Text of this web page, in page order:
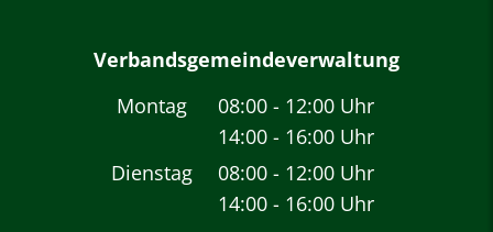
Verbandsgemeindeverwaltung
Montag
08:00 - 12:00 Uhr
Von 08:00 bis 12:00
14:00 - 16:00 Uhr
Von 14:00 bis 16:00
Dienstag 08:00 - 12:00 Uhr
Von 08:00 bis 12:00
14:00 - 16:00 Uhr